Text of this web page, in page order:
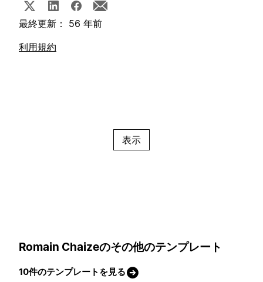
最終更新： 56 年前
利用規約
表示
Romain Chaizeのその他のテンプレート
10件のテンプレートを見る